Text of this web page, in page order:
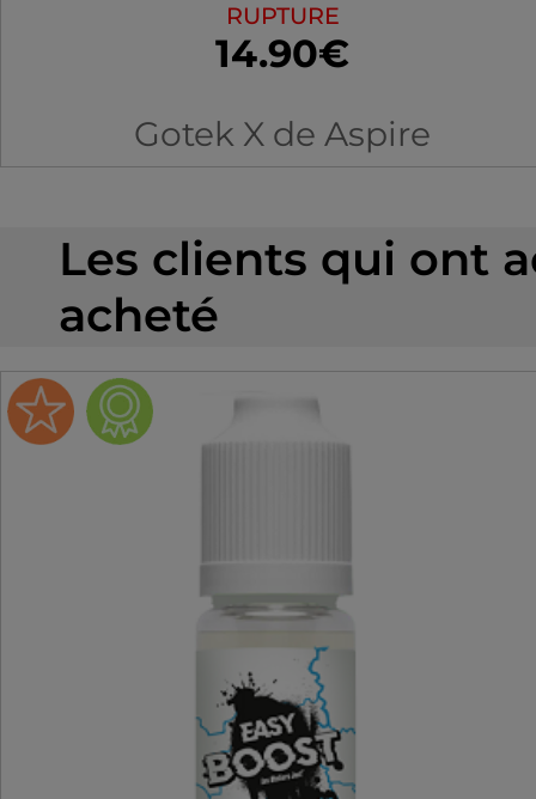
RUPTURE
14.90€
Gotek X de Aspire
Les clients qui ont
acheté